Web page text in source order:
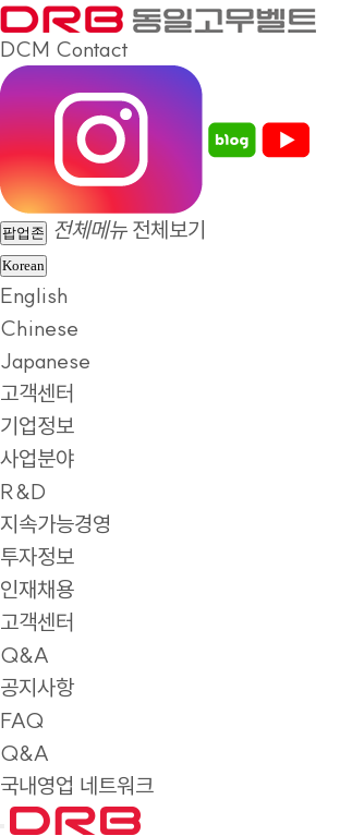
DCM Contact
팝업존 전체메뉴 전체보기
Korean
English
Chinese
Japanese
고객센터
기업정보
사업분야
R&D
지속가능경영
투자정보
인재채용
고객센터
Q&A
공지사항
FAQ
Q&A
국내영업 네트워크